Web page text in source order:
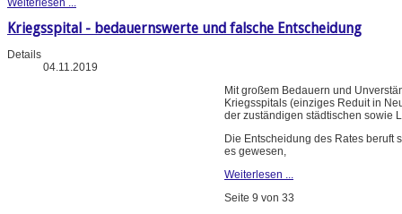
Kriegsspital - bedauernswerte und falsche Entscheidung
Details
04.11.2019
Mit großem Bedauern und
Kriegsspitals (einziges Reduit in
der zuständigen städtischen sowie
Die Entscheidung des Rates beruft
es gewesen,
Weiterlesen ...
Seite 9 von 33